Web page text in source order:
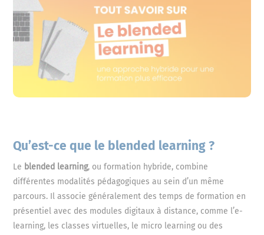
Qu’est-ce que le blended learning ?
Le blended learning, ou formation hybride, combine
différentes modalités pédagogiques au sein d’un même
parcours. Il associe généralement des temps de formation en
présentiel avec des modules digitaux à distance, comme l’e-
learning, les classes virtuelles, le micro learning ou des